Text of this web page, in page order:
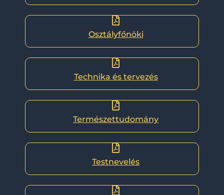
Osztályfőnöki
Technika és tervezés
Természettudomány
Testnevelés